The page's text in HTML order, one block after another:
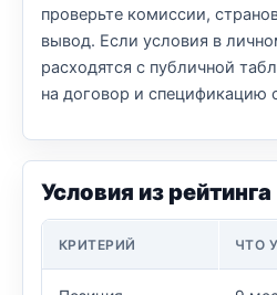
проверьте комиссии,
вывод. Если условия в
расходятся с публичной
на договор и спецификацию
Условия из рейтинга
КРИТЕРИЙ ЧТО